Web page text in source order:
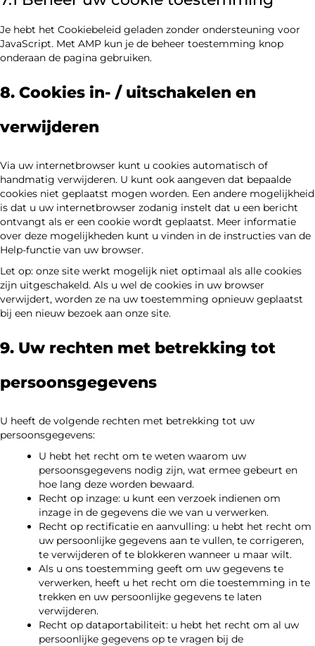
Je hebt het Cookiebeleid geladen zonder ondersteuning voor
JavaScript. Met AMP kun je de beheer toestemming knop
onderaan de pagina gebruiken.
8. Cookies in- / uitschakelen en
verwijderen
Via uw internetbrowser kunt u cookies automatisch of
handmatig verwijderen. U kunt ook aangeven dat bepaalde
cookies niet geplaatst mogen worden. Een andere mogelijkheid
is dat u uw internetbrowser zodanig instelt dat u een bericht
ontvangt als er een cookie wordt geplaatst. Meer informatie
over deze mogelijkheden kunt u vinden in de instructies van de
Help-functie van uw browser.
Let op: onze site werkt mogelijk niet optimaal als alle cookies
zijn uitgeschakeld. Als u wel de cookies in uw browser
verwijdert, worden ze na uw toestemming opnieuw geplaatst
bij een nieuw bezoek aan onze site.
9. Uw rechten met betrekking tot
persoonsgegevens
U heeft de volgende rechten met betrekking tot uw
persoonsgegevens:
U hebt het recht om te weten waarom uw
persoonsgegevens nodig zijn, wat ermee gebeurt en
hoe lang deze worden bewaard.
Recht op inzage: u kunt een verzoek indienen om
inzage in de gegevens die we van u verwerken.
Recht op rectificatie en aanvulling: u hebt het recht om
uw persoonlijke gegevens aan te vullen, te corrigeren,
te verwijderen of te blokkeren wanneer u maar wilt.
Als u ons toestemming geeft om uw gegevens te
verwerken, heeft u het recht om die toestemming in te
trekken en uw persoonlijke gegevens te laten
verwijderen.
Recht op dataportabiliteit: u hebt het recht om al uw
persoonlijke gegevens op te vragen bij de